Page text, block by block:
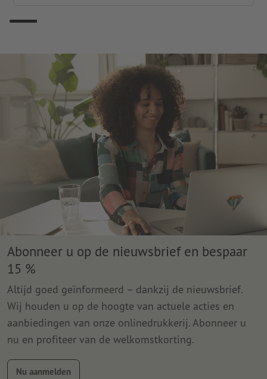
Abonneer u op de nieuwsbrief en bespaar
15 %
Altijd goed geïnformeerd – dankzij de nieuwsbrief.
Wij houden u op de hoogte van actuele acties en
aanbiedingen van onze onlinedrukkerij. Abonneer u
nu en profiteer van de welkomstkorting.
Nu aanmelden